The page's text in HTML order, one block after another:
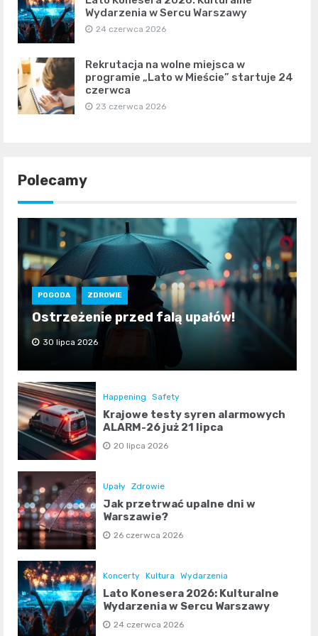
Wydarzenia w Sercu Warszawy
24 czerwca 2026
Rekrutacja na wolne miejsca w
programie „Lato w Mieście” startuje 24
czerwca
23 czerwca 2026
Polecamy
POGODA ZDROWIE
Ostrzeżenie przed falą upałów!
30 lipca 2026
Happening Safety
Krajowe testy syren alarmowych
ALARM-26 już 21 lipca
20 lipca 2026
Upały Zdrowie
Jak przetrwać upalne dni w
Warszawie?
26 czerwca 2026
Koncerty Kultura Wydarzenia
Lato Konesera 2026: Kulturalne
Wydarzenia w Sercu Warszawy
24 czerwca 2026